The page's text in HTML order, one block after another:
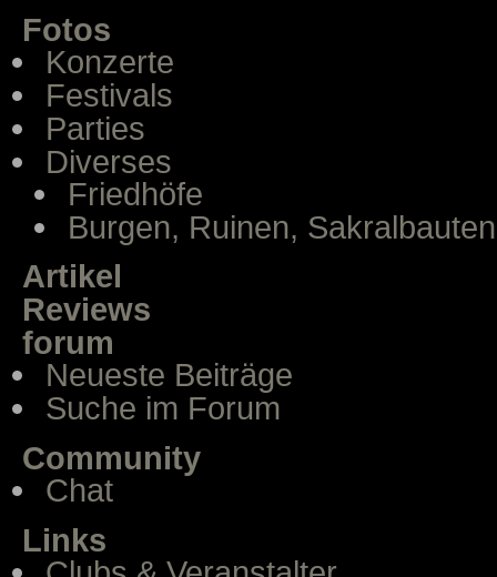
Fotos
Konzerte
Festivals
Parties
Diverses
Friedhöfe
Burgen, Ruinen, Sakralbauten
Artikel
Reviews
forum
Neueste Beiträge
Suche im Forum
Community
Chat
Links